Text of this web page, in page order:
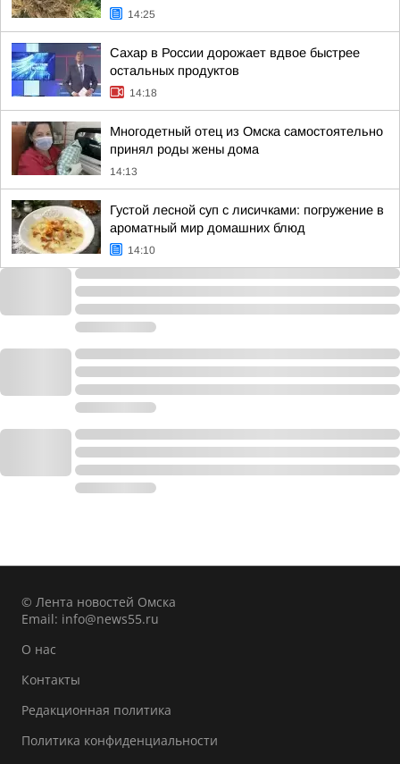
14:25
Сахар в России дорожает вдвое быстрее
остальных продуктов
14:18
Многодетный отец из Омска самостоятельно
принял роды жены дома
14:13
Густой лесной суп с лисичками: погружение в
ароматный мир домашних блюд
14:10
© Лента новостей Омска
Email: info@news55.ru
О нас
Контакты
Редакционная политика
Политика конфиденциальности